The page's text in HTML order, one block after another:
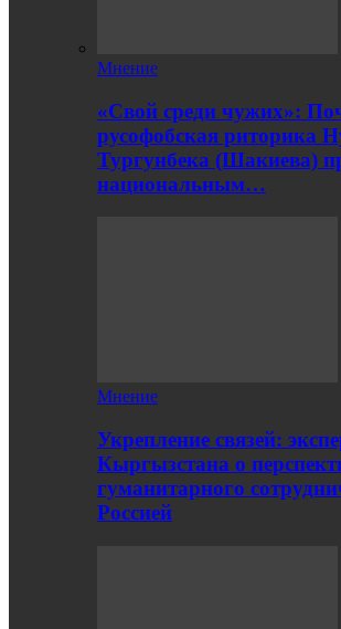
Мнение
«Свой среди чужих»:
русофобская риторика
Тургунбека (Шакиева)
национальным…
Мнение
Укрепление связей:
Кыргызстана о
гуманитарного
Россией